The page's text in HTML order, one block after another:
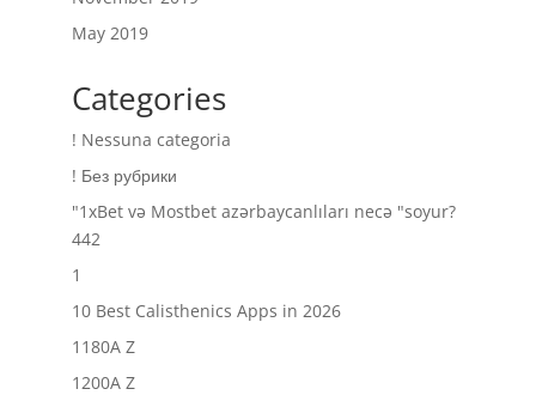
May 2019
Categories
! Nessuna categoria
! Без рубрики
"1xBet və Mostbet azərbaycanlıları necə "soyur?
442
1
10 Best Calisthenics Apps in 2026
1180A Z
1200A Z